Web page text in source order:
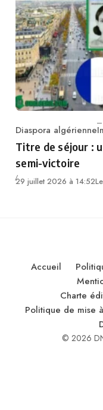
Category
Diaspora algérienne
Titre de séjour :
semi-victoire
29 juillet 2026 à 14:52
Accueil
Charte
Politique de mise
© 2026